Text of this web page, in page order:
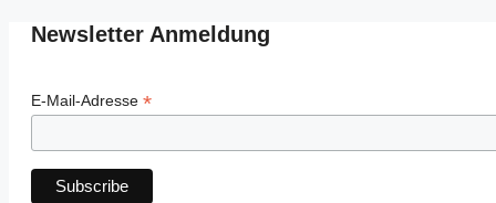
Newsletter Anmeldung
E-Mail-Adresse *